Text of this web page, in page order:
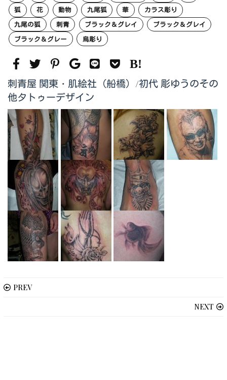
狐
花 動物 九尾狐 華
カラス彫り
九尾の狐
刺青 ブラック＆グレイ
ブラック＆グレイ
ブラック＆グレー
烏彫り
刺青屋 関東・肌絵社（船橋）/初代 彫ゆうのその
他タトゥーデザイン
PREV
NEXT